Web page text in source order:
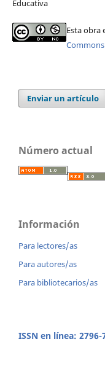
Educativa
Esta obra
Enviar un artículo
Número actual
Información
Para lectores/as
Para autores/as
Para bibliotecarios/as
ISSN en línea: 2796-